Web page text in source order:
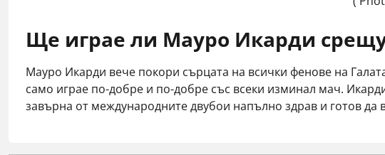
Ще играе ли Мауро Икарди
Мауро Икарди вече покори сърцата на всички фенове на
само играе по-добре и по-добре със всеки изминал мач.
завърна от международните двубои напълно здрав и готов да